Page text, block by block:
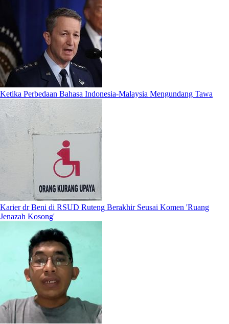
Ketika Perbedaan Bahasa Indonesia-Malaysia Mengundang Tawa
Karier dr Beni di RSUD Ruteng Berakhir Seusai Komen 'Ruang
Jenazah Kosong'